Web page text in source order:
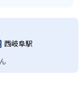
西岐阜駅